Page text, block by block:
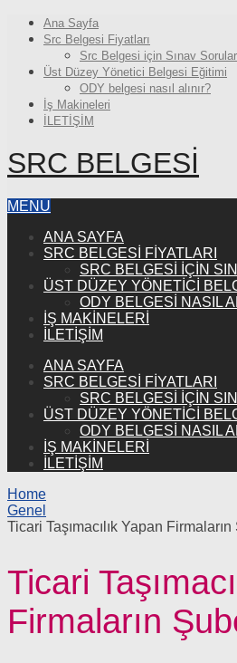
Ana Sayfa
Src Belgesi Fiyatları
Src Belgesi için Sınav
Üst Düzey Yönetici Belgesi Eğitimi
ODY belgesi nasıl alınır?
İş Makineleri
İLETİŞİM
SRC BELGESI
MENU
ANA SAYFA
SRC BELGESI FIYATLARI
SRC BELGESI IÇIN
ÜST DÜZEY YÖNETICI
ODY BELGESI NASIL
İŞ MAKINELERI
İLETİŞİM
ANA SAYFA
SRC BELGESI FIYATLARI
SRC BELGESI IÇIN
ÜST DÜZEY YÖNETICI
ODY BELGESI NASIL
İŞ MAKINELERI
İLETİŞİM
Home
Genel
Ticari Taşımacılık Yapan Firmaların
Ticari
Firmaların